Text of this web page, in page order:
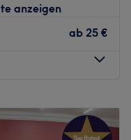
anzeigen
ab 25 €
10:00 –19:00
19:00